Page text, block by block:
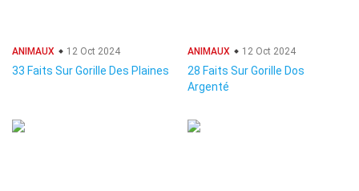
ANIMAUX 12 Oct 2024
33 Faits Sur Gorille Des Plaines
ANIMAUX 12 Oct 2024
28 Faits Sur Gorille Dos
Argenté